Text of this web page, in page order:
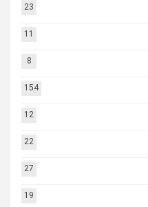
23
11
8
154
12
22
27
19